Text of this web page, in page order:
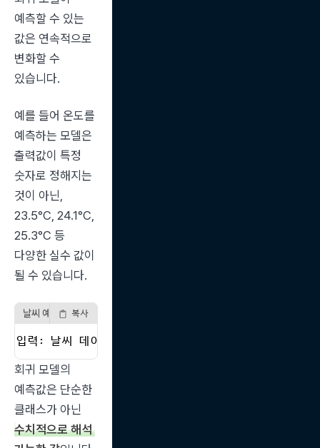
예측할 수 있는
값은 연속적으로
변화할 수
있습니다.
예를 들어 온도를
예측하는 모델은
출력값이 특정
숫자로 정해지는
것이 아닌,
23.5°C, 24.1°C,
25.3°C 등
다양한 실수 값이
될 수 있습니다.
날씨 예측 모델복사
입력: 날씨 데이터 → 출력: 23.5°C (예측 기온)
회귀 모델의
예측값은 단순한
수치적으로 해석